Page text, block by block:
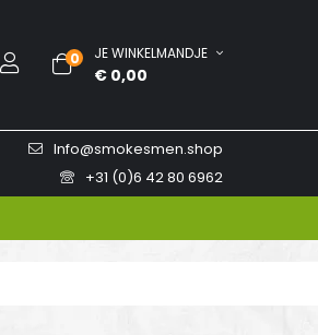
0 JE WINKELMANDJE
€ 0,00
Info@smokesmen.shop
+31 (0)6 42 80 6962